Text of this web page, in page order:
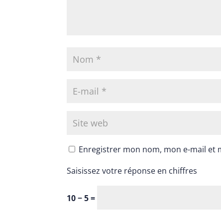
Enregistrer mon nom, mon e-mail
Saisissez votre réponse en chiffres
10 − 5 =